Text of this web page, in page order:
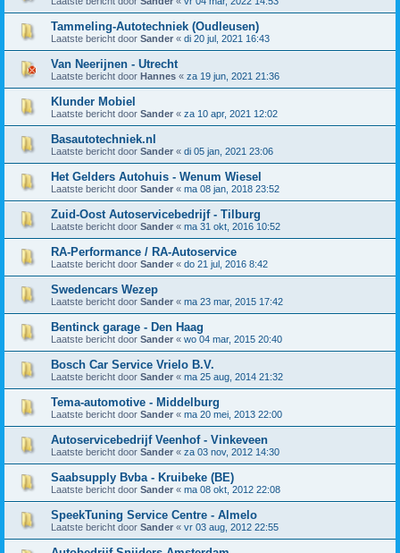
Tammeling-Autotechniek (Oudleusen)
Laatste bericht door Sander « di 20 jul, 2021 16:43
Van Neerijnen - Utrecht
Laatste bericht door Hannes « za 19 jun, 2021 21:36
Klunder Mobiel
Laatste bericht door Sander « za 10 apr, 2021 12:02
Basautotechniek.nl
Laatste bericht door Sander « di 05 jan, 2021 23:06
Het Gelders Autohuis - Wenum Wiesel
Laatste bericht door Sander « ma 08 jan, 2018 23:52
Zuid-Oost Autoservicebedrijf - Tilburg
Laatste bericht door Sander « ma 31 okt, 2016 10:52
RA-Performance / RA-Autoservice
Laatste bericht door Sander « do 21 jul, 2016 8:42
Swedencars Wezep
Laatste bericht door Sander « ma 23 mar, 2015 17:42
Bentinck garage - Den Haag
Laatste bericht door Sander « wo 04 mar, 2015 20:40
Bosch Car Service Vrielo B.V.
Laatste bericht door Sander « ma 25 aug, 2014 21:32
Tema-automotive - Middelburg
Laatste bericht door Sander « ma 20 mei, 2013 22:00
Autoservicebedrijf Veenhof - Vinkeveen
Laatste bericht door Sander « za 03 nov, 2012 14:30
Saabsupply Bvba - Kruibeke (BE)
Laatste bericht door Sander « ma 08 okt, 2012 22:08
SpeekTuning Service Centre - Almelo
Laatste bericht door Sander « vr 03 aug, 2012 22:55